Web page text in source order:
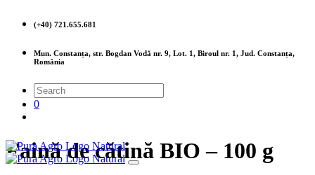
(+40) 721.655.681
Mun. Constanța, str. Bogdan Vodă nr. 9, Lot. 1, Biroul nr. 1, Jud. Constanța,
România
0
Faină de cătină BIO – 100 g